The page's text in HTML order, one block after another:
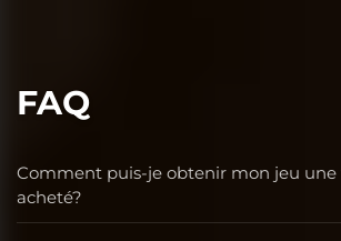
FAQ
Comment puis-je obtenir mon jeu une
acheté?